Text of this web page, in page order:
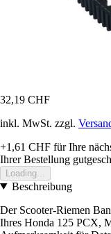
32,19 CHF
inkl. MwSt. zzgl.
+1,61 CHF für Ihre
Ihrer Bestellung
Loading...
Beschreibung
Der Scooter-Riemen
Ihres Honda 125 PCX,